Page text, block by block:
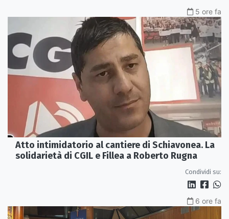
5 ore fa
Atto intimidatorio al cantiere di Schiavonea. La
solidarietà di CGIL e Fillea a Roberto Rugna
Condividi su:
6 ore fa